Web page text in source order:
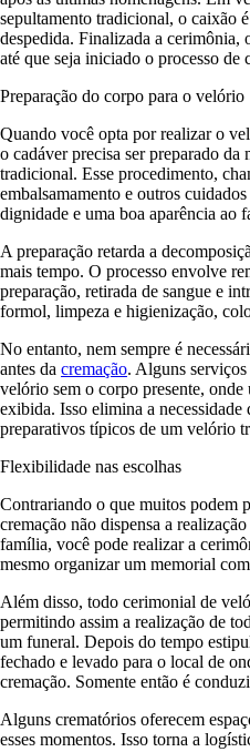
sepultamento tradicional, o caixão
despedida. Finalizada a cerimônia,
até que seja iniciado o processo de
Preparação do corpo para o velório
Quando você opta por realizar o
o cadáver precisa ser preparado
tradicional. Esse procedimento,
embalsamamento e outros
dignidade e uma boa aparência ao
A preparação retarda a
mais tempo. O processo envolve
preparação, retirada de sangue e
formol, limpeza e higienização,
No entanto, nem sempre é
antes da cremação. Alguns
velório sem o corpo presente, onde
exibida. Isso elimina a necessidade
preparativos típicos de um velório
Flexibilidade nas escolhas
Contrariando o que muitos podem
cremação não dispensa a
família, você pode realizar a
mesmo organizar um memorial
Além disso, todo cerimonial de
permitindo assim a realização de
um funeral. Depois do tempo
fechado e levado para o local de
cremação. Somente então é
Alguns crematórios oferecem
esses momentos. Isso torna a